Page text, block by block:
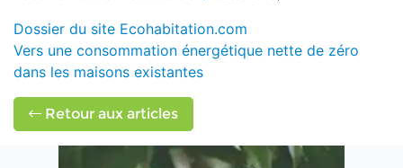
Dossier du site Ecohabitation.com
Vers une consommation énergétique nette de zéro
dans les maisons existantes
Retour aux articles